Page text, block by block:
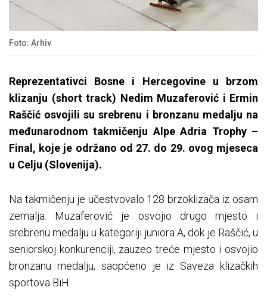
Foto: Arhiv
Reprezentativci Bosne i Hercegovine u brzom
klizanju (short track) Nedim Muzaferović i Ermin
Raščić osvojili su srebrenu i bronzanu medalju na
međunarodnom takmičenju Alpe Adria Trophy –
Final, koje je održano od 27. do 29. ovog mjeseca
u Celju (Slovenija).
Na takmičenju je učestvovalo 128 brzoklizača iz osam
zemalja. Muzaferović je osvojio drugo mjesto i
srebrenu medalju u kategoriji juniora A, dok je Raščić, u
seniorskoj konkurenciji, zauzeo treće mjesto i osvojio
bronzanu medalju, saopćeno je iz Saveza klizačkih
sportova BiH.